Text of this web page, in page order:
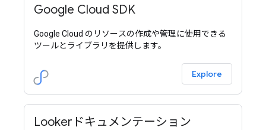
Google Cloud SDK
Google Cloud のリソースの作成や管理に使用できる
ツールとライブラリを提供します。
Explore
Lookerドキュメンテーション